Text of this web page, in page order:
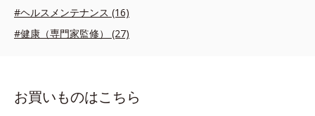
#ヘルスメンテナンス (16)
#健康（専門家監修） (27)
お買いものはこちら